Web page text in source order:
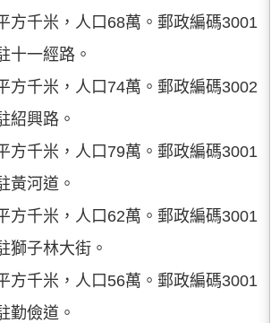
方千米，人口68萬。郵政編碼3001
十一經路。
方千米，人口74萬。郵政編碼3002
紹興路。
方千米，人口79萬。郵政編碼3001
黃河道。
方千米，人口62萬。郵政編碼3001
獅子林大街。
方千米，人口56萬。郵政編碼3001
勤儉道。